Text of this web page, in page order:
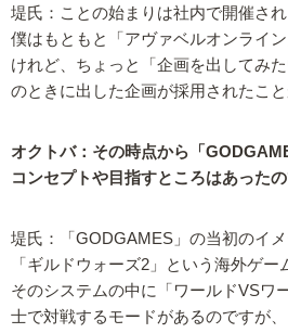
堤氏：ことの始まりは社内で開催さ
僕はもともと「アヴァベルオンライ
けれど、ちょっと「企画を出してみ
のときに出した企画が採用されたこと
オクトバ：その時点から「
コンセプトや目指すところはあった
堤氏：「GODGAMES」の当初のイ
「ギルドウォーズ2」という海外ゲー
そのシステムの中に「ワールドVSワ
士で対戦するモードがあるのですが